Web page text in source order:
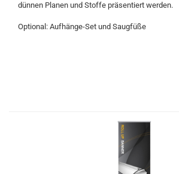
dünnen Planen und Stoffe präsentiert werden.
Optional: Aufhänge-Set und Saugfüße